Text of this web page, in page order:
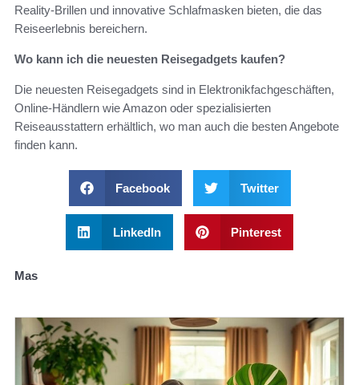
Reality-Brillen und innovative Schlafmasken bieten, die das
Reiseerlebnis bereichern.
Wo kann ich die neuesten Reisegadgets kaufen?
Die neuesten Reisegadgets sind in Elektronikfachgeschäften,
Online-Händlern wie Amazon oder spezialisierten
Reiseausstattern erhältlich, wo man auch die besten Angebote
finden kann.
Facebook Twitter
LinkedIn Pinterest
Mas